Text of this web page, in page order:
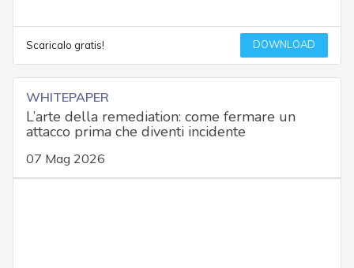
Scaricalo gratis! DOWNLOAD
WHITEPAPER
L’arte della remediation: come fermare un
attacco prima che diventi incidente
07 Mag 2026